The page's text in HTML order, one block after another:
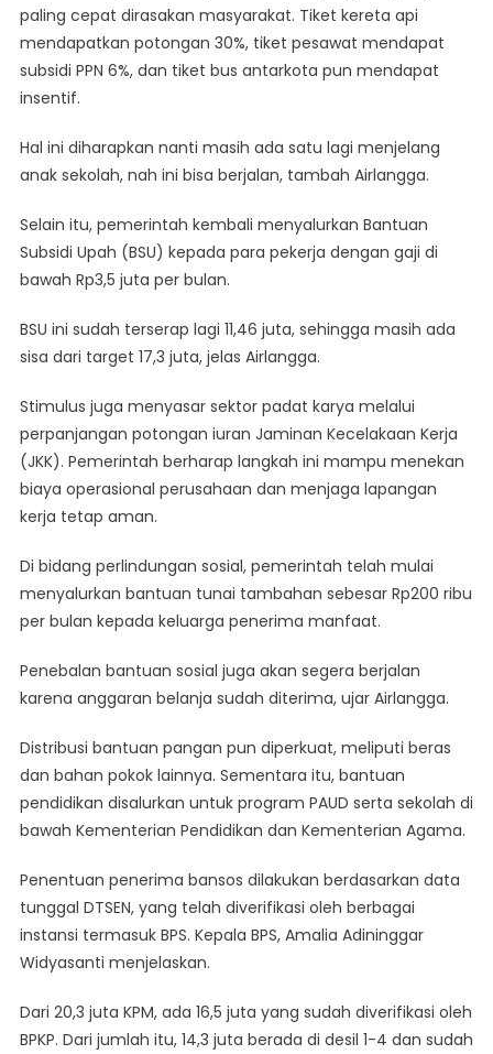
paling cepat dirasakan masyarakat. Tiket kereta api
mendapatkan potongan 30%, tiket pesawat mendapat
subsidi PPN 6%, dan tiket bus antarkota pun mendapat
insentif.
Hal ini diharapkan nanti masih ada satu lagi menjelang
anak sekolah, nah ini bisa berjalan, tambah Airlangga.
Selain itu, pemerintah kembali menyalurkan Bantuan
Subsidi Upah (BSU) kepada para pekerja dengan gaji di
bawah Rp3,5 juta per bulan.
BSU ini sudah terserap lagi 11,46 juta, sehingga masih ada
sisa dari target 17,3 juta, jelas Airlangga.
Stimulus juga menyasar sektor padat karya melalui
perpanjangan potongan iuran Jaminan Kecelakaan Kerja
(JKK). Pemerintah berharap langkah ini mampu menekan
biaya operasional perusahaan dan menjaga lapangan
kerja tetap aman.
Di bidang perlindungan sosial, pemerintah telah mulai
menyalurkan bantuan tunai tambahan sebesar Rp200 ribu
per bulan kepada keluarga penerima manfaat.
Penebalan bantuan sosial juga akan segera berjalan
karena anggaran belanja sudah diterima, ujar Airlangga.
Distribusi bantuan pangan pun diperkuat, meliputi beras
dan bahan pokok lainnya. Sementara itu, bantuan
pendidikan disalurkan untuk program PAUD serta sekolah di
bawah Kementerian Pendidikan dan Kementerian Agama.
Penentuan penerima bansos dilakukan berdasarkan data
tunggal DTSEN, yang telah diverifikasi oleh berbagai
instansi termasuk BPS. Kepala BPS, Amalia Adininggar
Widyasanti menjelaskan.
Dari 20,3 juta KPM, ada 16,5 juta yang sudah diverifikasi oleh
BPKP. Dari jumlah itu, 14,3 juta berada di desil 1-4 dan sudah